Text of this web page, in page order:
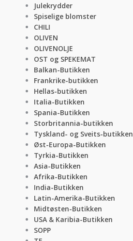
Julekrydder
Spiselige blomster
CHILI
OLIVEN
OLIVENOLJE
OST og SPEKEMAT
Balkan-Butikken
Frankrike-butikken
Hellas-butikken
Italia-Butikken
Spania-Butikken
Storbritannia-butikken
Tyskland- og Sveits-butikken
Øst-Europa-Butikken
Tyrkia-Butikken
Asia-Butikken
Afrika-Butikken
India-Butikken
Latin-Amerika-Butikken
Midtøsten-Butikken
USA & Karibia-Butikken
SOPP